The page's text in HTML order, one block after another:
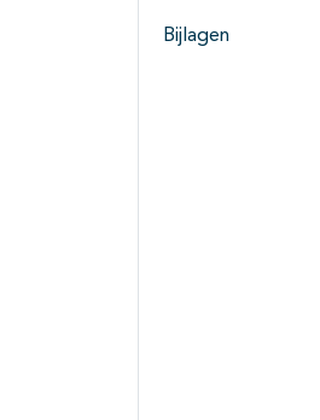
Bijlagen